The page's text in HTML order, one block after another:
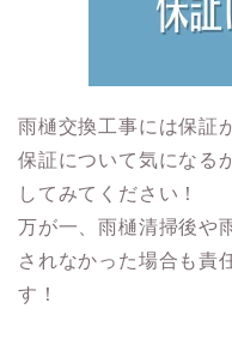
雨樋交換工事には保証
保証について気になる
してみてください！
万が一、雨樋清掃後や
されなかった場合も責
す！